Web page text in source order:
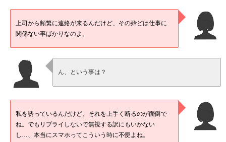
上司から頻繁に連絡が来るんだけど、その殆どは仕事に
関係ない事ばかりなのよ。
ん、という事は？
私を誘っているんだけど、それを上手く断るのが面倒で
ね。でもリプライしないで無視する訳にもいかない
し…、本当にスマホってこういう時に不便よね。